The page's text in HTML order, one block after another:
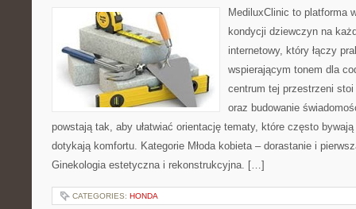
MediluxClinic to platforma
kondycji dziewczyn na
internetowy, który łączy
wspierającym tonem dla
centrum tej przestrzeni
oraz budowanie
powstają tak, aby ułatwiać orientację tematy, które często
dotykają komfortu. Kategorie Młoda kobieta – dorastanie i
Ginekologia estetyczna i rekonstrukcyjna. […]
CATEGORIES: HONDA